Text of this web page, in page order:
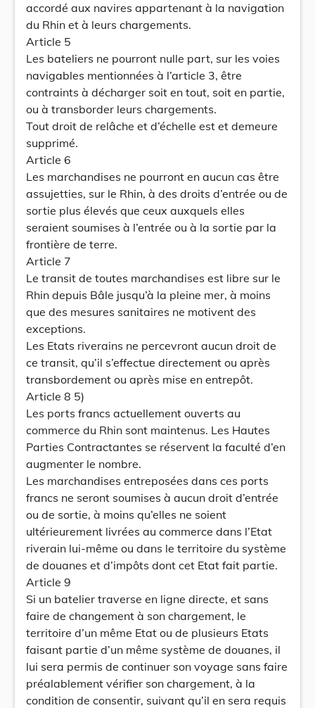
accordé aux navires appartenant à la navigation
du Rhin et à leurs chargements.
Article 5
Les bateliers ne pourront nulle part, sur les voies
navigables mentionnées à l’article 3, être
contraints à décharger soit en tout, soit en partie,
ou à transborder leurs chargements.
Tout droit de relâche et d’échelle est et demeure
supprimé.
Article 6
Les marchandises ne pourront en aucun cas être
assujetties, sur le Rhin, à des droits d’entrée ou de
sortie plus élevés que ceux auxquels elles
seraient soumises à l’entrée ou à la sortie par la
frontière de terre.
Article 7
Le transit de toutes marchandises est libre sur le
Rhin depuis Bâle jusqu’à la pleine mer, à moins
que des mesures sanitaires ne motivent des
exceptions.
Les Etats riverains ne percevront aucun droit de
ce transit, qu’il s’effectue directement ou après
transbordement ou après mise en entrepôt.
Article 8 5)
Les ports francs actuellement ouverts au
commerce du Rhin sont maintenus. Les Hautes
Parties Contractantes se réservent la faculté d’en
augmenter le nombre.
Les marchandises entreposées dans ces ports
francs ne seront soumises à aucun droit d’entrée
ou de sortie, à moins qu’elles ne soient
ultérieurement livrées au commerce dans l’Etat
riverain lui-même ou dans le territoire du système
de douanes et d’impôts dont cet Etat fait partie.
Article 9
Si un batelier traverse en ligne directe, et sans
faire de changement à son chargement, le
territoire d’un même Etat ou de plusieurs Etats
faisant partie d’un même système de douanes, il
lui sera permis de continuer son voyage sans faire
préalablement vérifier son chargement, à la
condition de consentir, suivant qu’il en sera requis